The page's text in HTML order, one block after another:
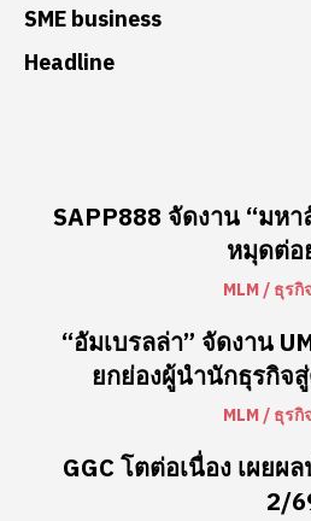
SME business
Headline
SAPP888 จัดงาน “มห
หมุดต่อ
MLM / ธุรกิ
“อัมเบรลล่า” จัดงาน
ยกย่องผู้นำนักธุรกิจ
MLM / ธุรกิ
GGC โตต่อเนื่อง เผยผ
2/